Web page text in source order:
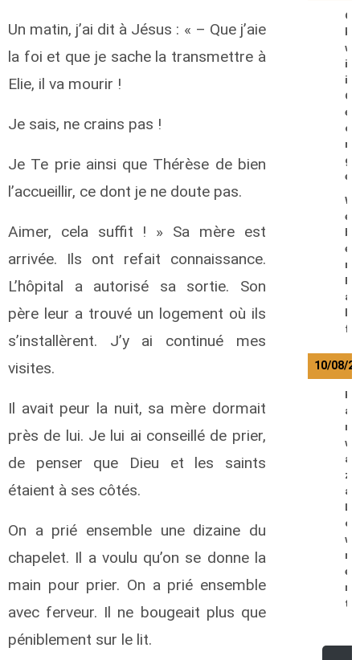
Un matin, j’ai dit à Jésus : « – Que j’aie
la foi et que je sache la transmettre à
Elie, il va mourir !
Je sais, ne crains pas !
Je Te prie ainsi que Thérèse de bien
l’accueillir, ce dont je ne doute pas.
Aimer, cela suffit ! » Sa mère est
arrivée. Ils ont refait connaissance.
L’hôpital a autorisé sa sortie. Son
père leur a trouvé un logement où ils
s’installèrent. J’y ai continué mes
visites.
Il avait peur la nuit, sa mère dormait
près de lui. Je lui ai conseillé de prier,
de penser que Dieu et les saints
étaient à ses côtés.
On a prié ensemble une dizaine du
chapelet. Il a voulu qu’on se donne la
main pour prier. On a prié ensemble
avec ferveur. Il ne bougeait plus que
péniblement sur le lit.
O
w
i
i
G
e
o
r
g
e
W
e
b
e
r
R
a
f
10/08/
K
a
m
w
a
z
a
L
o
w
r
e
n
t